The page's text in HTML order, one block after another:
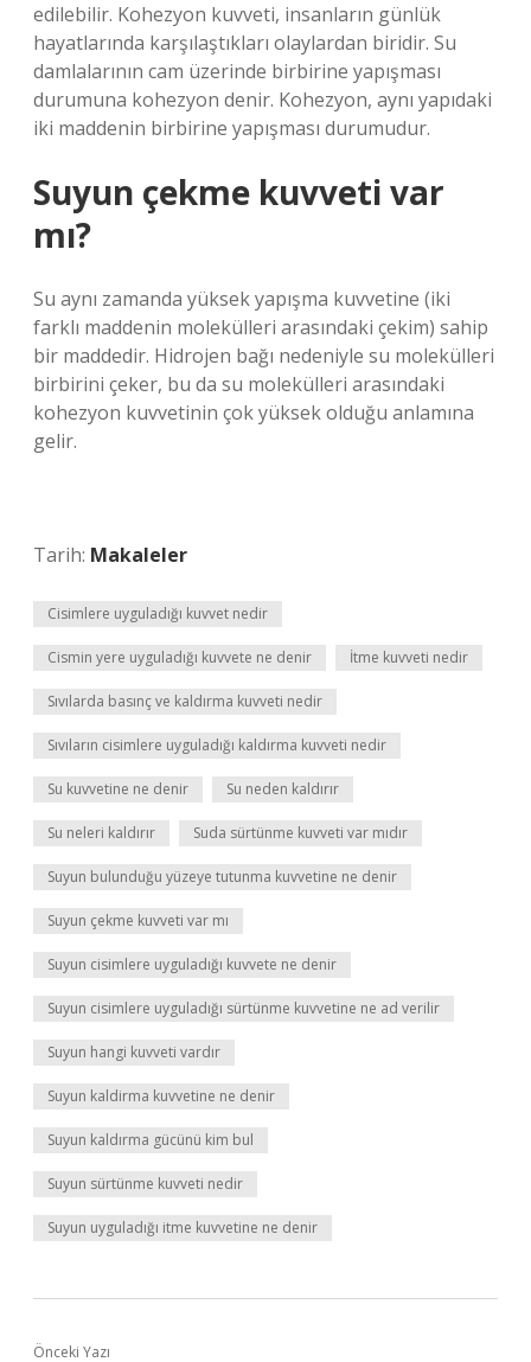
edilebilir. Kohezyon kuvveti, insanların günlük
hayatlarında karşılaştıkları olaylardan biridir. Su
damlalarının cam üzerinde birbirine yapışması
durumuna kohezyon denir. Kohezyon, aynı yapıdaki
iki maddenin birbirine yapışması durumudur.
Suyun çekme kuvveti var
mı?
Su aynı zamanda yüksek yapışma kuvvetine (iki
farklı maddenin molekülleri arasındaki çekim) sahip
bir maddedir. Hidrojen bağı nedeniyle su molekülleri
birbirini çeker, bu da su molekülleri arasındaki
kohezyon kuvvetinin çok yüksek olduğu anlamına
gelir.
Tarih: Makaleler
Cisimlere uyguladığı kuvvet nedir
Cismin yere uyguladığı kuvvete ne denir İtme kuvveti nedir
Sıvılarda basınç ve kaldırma kuvveti nedir
Sıvıların cisimlere uyguladığı kaldırma kuvveti nedir
Su kuvvetine ne denir Su neden kaldırır
Su neleri kaldırır Suda sürtünme kuvveti var mıdır
Suyun bulunduğu yüzeye tutunma kuvvetine ne denir
Suyun çekme kuvveti var mı
Suyun cisimlere uyguladığı kuvvete ne denir
Suyun cisimlere uyguladığı sürtünme kuvvetine ne ad verilir
Suyun hangi kuvveti vardır
Suyun kaldirma kuvvetine ne denir
Suyun kaldırma gücünü kim bul
Suyun sürtünme kuvveti nedir
Suyun uyguladığı itme kuvvetine ne denir
Önceki Yazı